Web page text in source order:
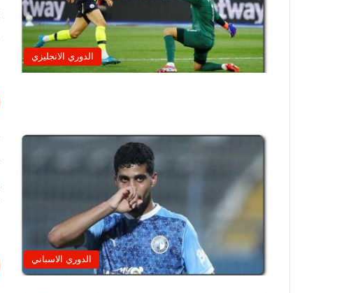
الدوري الانجليزي
الدوري الاسباني